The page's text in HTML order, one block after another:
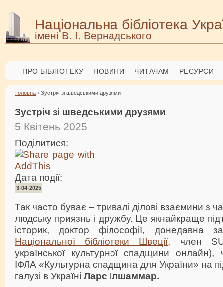
Національна бібліотека
імені В. І. Вернадського
ПРО БІБЛІОТЕКУ НОВИНИ ЧИТАЧАМ РЕСУРСИ
Головна › Зустріч зі шведськими друзями
Зустріч зі шведськими друзями
5 Квітень 2025
Поділитися:
Дата події:
3-04-2025
Так часто буває – тривалі ділові взаємини з
людську приязнь і дружбу. Це якнайкраще
історик, доктор філософії, донедавна
Національної бібліотеки Швеції, член
української культурної спадщини онлайн),
ІФЛА «Культурна спадщина для України» на
галузі в Україні Ларс Ілшаммар.